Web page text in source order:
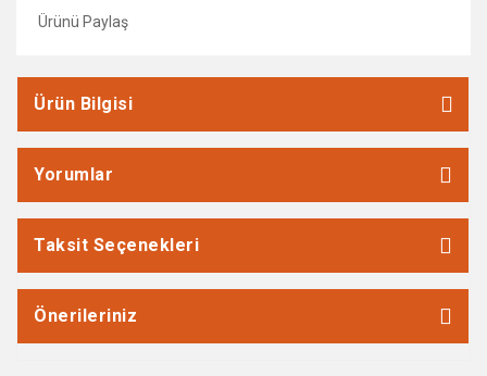
Ürünü Paylaş
Ürün Bilgisi
Yorumlar
Taksit Seçenekleri
Önerileriniz